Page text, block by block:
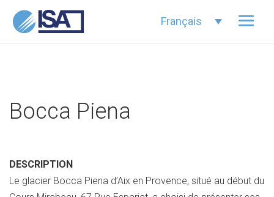
Français
Bocca Piena
DESCRIPTION
Le glacier Bocca Piena d’Aix en Provence, situé au début du